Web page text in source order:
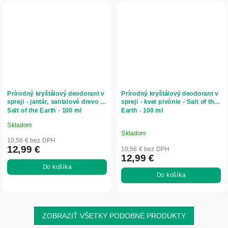
Prírodný kryštálový deodorant v
spreji - jantár, santalové drevo -
Salt of the Earth - 100 ml
Priemerné
hodnotenie
produktu
je
Skladom
10,56 € bez DPH
12,99 €
Do košíka
Prírodný kryštálový deodorant v
spreji - kvet pivónie - Salt of the
Earth - 100 ml
Skladom
10,56 € bez DPH
12,99 €
Do košíka
ZOBRAZIŤ VŠETKY PODOBNÉ PRODUKTY